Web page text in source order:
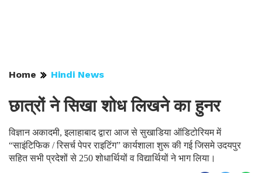
Home Hindi News
छात्रों ने सिखा शोध लिखने का हुनर
विज्ञान अकादमी, इलाहाबाद द्वारा आज से सुखाडिया ऑडिटोरियम में
“साइंटिफिक / रिसर्च पेपर राइटिंग” कार्यशाला शुरू की गई जिसमे उदयपुर
सहित सभी प्रदेशों से 250 शोधार्थियों व विद्यार्थियों ने भाग लिया।